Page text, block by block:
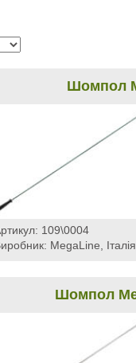
Шомпол
109\0004
MegaLine, Італія
Шомпол